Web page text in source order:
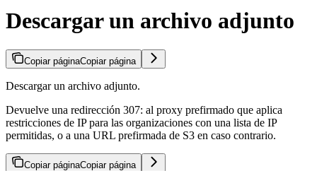
Descargar un archivo adjunto
Copiar páginaCopiar página
Descargar un archivo adjunto.
Devuelve una redirección 307: al proxy prefirmado que aplica
restricciones de IP para las organizaciones con una lista de IP
permitidas, o a una URL prefirmada de S3 en caso contrario.
Copiar páginaCopiar página